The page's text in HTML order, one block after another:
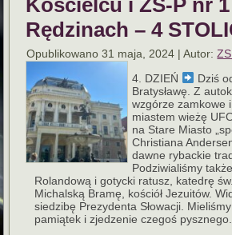
Rędzinach – 4
Opublikowano 31 maja, 2024 |Autor:
DZIEŃ
Dziś
Bratysławę. Z
wzgórze zamkowe
miastem wieżę
na Stare Miasto
Christiana
dawne rybackie
Podziwialiśmy
Rolandową i gotycki ratusz, katedrę
Michalską Bramę, kościół Jezuitów.
siedzibę Prezydenta Słowacji.
pamiątek i zjedzenie czegoś pysznego.